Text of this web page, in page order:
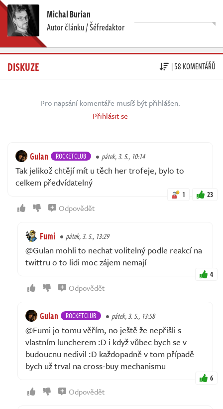
Michal Burian
Autor článku / Šéfredaktor
DISKUZE | 58 KOMENTÁŘŮ
Pro napsání komentáře musíš být přihlášen.
Přihlásit se
Gulan ROCKETCLUB pátek, 3. 5., 10:14
Tak jelikož chtějí mít u těch her trofeje, bylo to
celkem předvídatelný
1 23
Odpovědět
Fumi pátek, 3. 5., 13:29
@Gulan mohli to nechat volitelný podle reakcí na
twittru o to lidi moc zájem nemají
4
Odpovědět
Gulan ROCKETCLUB pátek, 3. 5., 13:58
@Fumi jo tomu věřím, no ještě že nepřišli s
vlastním luncherem :D i když vůbec bych se v
budoucnu nedivil :D každopadně v tom případě
bych už trval na cross-buy mechanismu
6
Odpovědět